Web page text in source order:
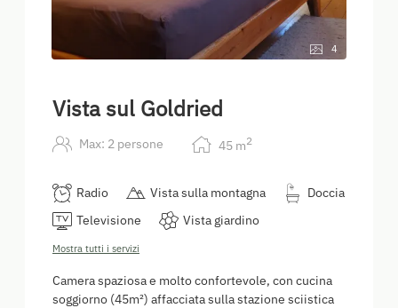
4
Vista sul Goldried
Max: 2 persone 45 m2
Radio Vista sulla montagna
Doccia
Televisione
Vista giardino
Mostra tutti i servizi
Camera spaziosa e molto confortevole, con cucina
soggiorno (45m²) affacciata sulla stazione sciistica